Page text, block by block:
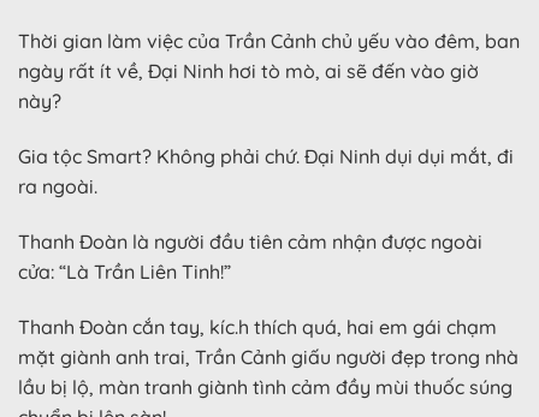
Thời gian làm việc của Trần Cảnh chủ yếu vào đêm, ban
ngày rất ít về, Đại Ninh hơi tò mò, ai sẽ đến vào giờ
này?
Gia tộc Smart? Không phải chứ. Đại Ninh dụi dụi mắt, đi
ra ngoài.
Thanh Đoàn là người đầu tiên cảm nhận được ngoài
cửa: “Là Trần Liên Tinh!”
Thanh Đoàn cắn tay, kíc.h thích quá, hai em gái chạm
mặt giành anh trai, Trần Cảnh giấu người đẹp trong nhà
lầu bị lộ, màn tranh giành tình cảm đầy mùi thuốc súng